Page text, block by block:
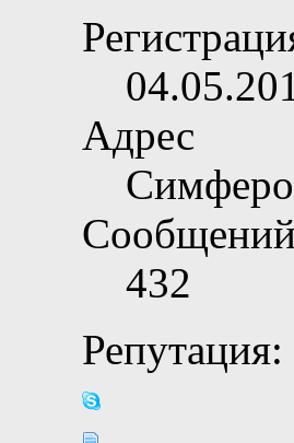
Адрес
Сообщений
432
Репутация: